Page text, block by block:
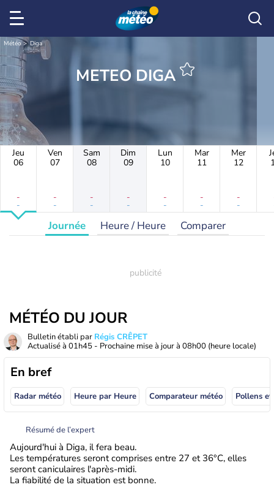
Météo Diga
METEO DIGA
Jeu
06
-
-
Ven
07
-
-
Sam
08
-
-
Dim
09
-
-
Lun
10
-
-
Mar
11
-
-
Mer
12
-
-
Journée Heure / Heure Comparer
MÉTÉO DU JOUR
Bulletin établi par Régis CRÊPET
Actualisé à 01h45 - Prochaine mise à jour à 08h00 (heure locale)
En bref
Radar météo Heure par Heure Comparateur météo Pollens
Résumé de l’expert
Aujourd'hui à Diga, il fera beau.
Les températures seront comprises entre 27 et 36°C, elles
seront caniculaires l'après-midi.
La fiabilité de la situation est bonne.